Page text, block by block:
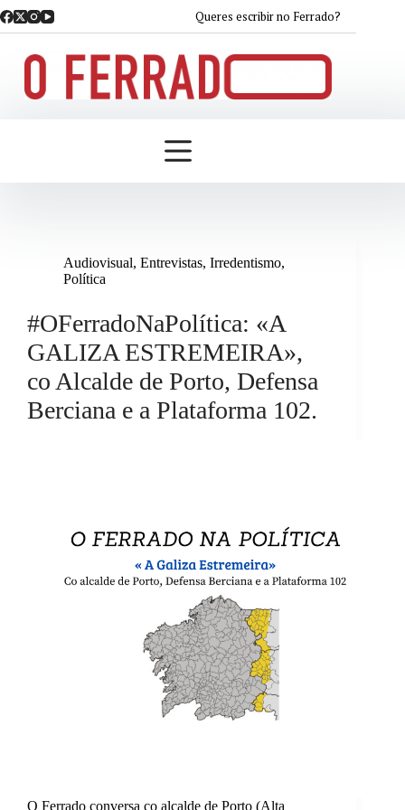
Saltar
ao
Queres escribir no Ferrado?
Audiovisual, Entrevistas, Irredentismo,
Política
#OFerradoNaPolítica: «A
GALIZA ESTREMEIRA»,
co Alcalde de Porto, Defensa
Berciana e a Plataforma 102.
O Ferrado conversa co alcalde de Porto (Alta